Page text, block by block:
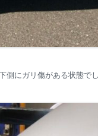
側にガリ傷がある状態で